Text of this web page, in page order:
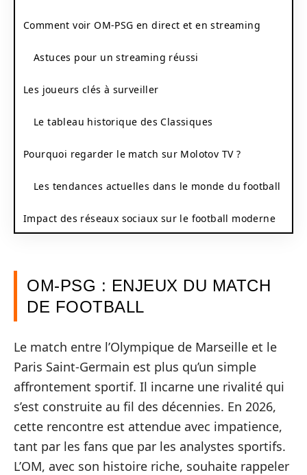
Comment voir OM-PSG en direct et en streaming
Astuces pour un streaming réussi
Les joueurs clés à surveiller
Le tableau historique des Classiques
Pourquoi regarder le match sur Molotov TV ?
Les tendances actuelles dans le monde du football
Impact des réseaux sociaux sur le football moderne
OM-PSG : ENJEUX DU MATCH
DE FOOTBALL
Le match entre l’Olympique de Marseille et le
Paris Saint-Germain est plus qu’un simple
affrontement sportif. Il incarne une rivalité qui
s’est construite au fil des décennies. En 2026,
cette rencontre est attendue avec impatience,
tant par les fans que par les analystes sportifs.
L’OM, avec son histoire riche, souhaite rappeler